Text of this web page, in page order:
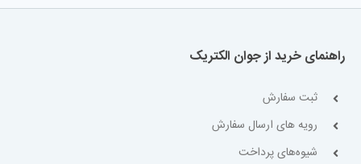
راهنمای خرید از جوان الکتریک
ثبت سفارش
رویه های ارسال سفارش
شیوه‌های پرداخت